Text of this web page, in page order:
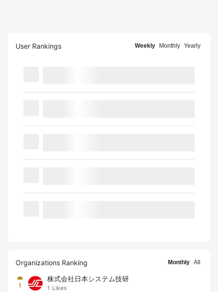
User Rankings Weekly Monthly Yearly
Organizations Ranking Monthly All
1
株式会社日本システム技研
1 Likes